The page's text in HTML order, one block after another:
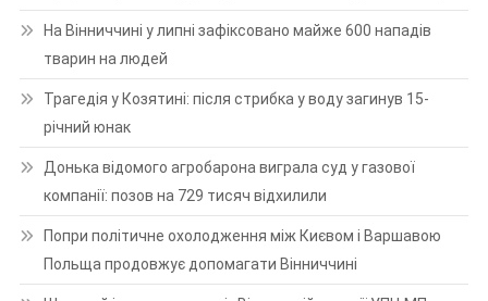
На Вінниччині у липні зафіксовано майже 600 нападів
тварин на людей
Трагедія у Козятині: після стрибка у воду загинув 15-
річний юнак
Донька відомого агробарона виграла суд у газової
компанії: позов на 729 тисяч відхилили
Попри політичне охолодження між Києвом і Варшавою
Польща продовжує допомагати Вінниччині